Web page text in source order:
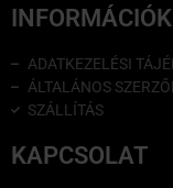
INFORMÁCIÓK
ADATKEZELÉSI
ÁLTALÁNOS
SZÁLLÍTÁS
KAPCSOLAT